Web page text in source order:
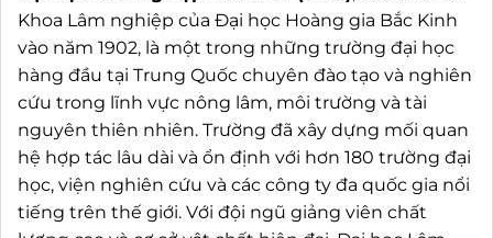
Khoa Lâm nghiệp của Đại học Hoàng gia Bắc Kinh
vào năm 1902, là một trong những trường đại học
hàng đầu tại Trung Quốc chuyên đào tạo và nghiên
cứu trong lĩnh vực nông lâm, môi trường và tài
nguyên thiên nhiên. Trường đã xây dựng mối quan
hệ hợp tác lâu dài và ổn định với hơn 180 trường đại
học, viện nghiên cứu và các công ty đa quốc gia nổi
tiếng trên thế giới. Với đội ngũ giảng viên chất